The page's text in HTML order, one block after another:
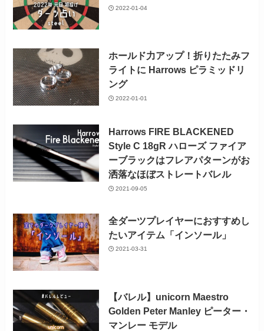
2022-01-04
ホールド力アップ！折りたたみフ
ライトに Harrows ピラミッドリ
ング
2022-01-01
Harrows FIRE BLACKENED
Style C 18gR ハローズ ファイア
ーブラックはフレアパターンがお
洒落なほぼストレートバレル
2021-09-05
全ダーツプレイヤーにおすすめし
たいアイテム「インソール」
2021-03-31
【バレル】unicorn Maestro
Golden Peter Manley ピーター・
マンレー モデル